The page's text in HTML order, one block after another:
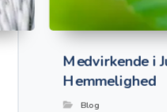
Medvirkende i
Hemmelighed
Blog